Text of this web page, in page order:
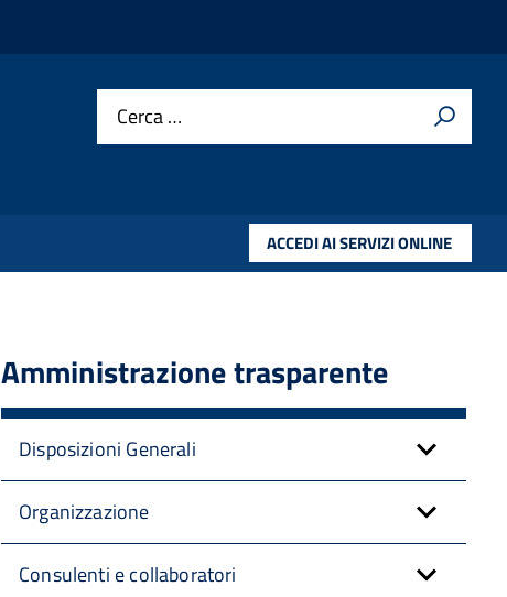
Cerca …
ACCEDI AI SERVIZI ONLINE
Amministrazione trasparente
Disposizioni Generali
Organizzazione
Consulenti e collaboratori